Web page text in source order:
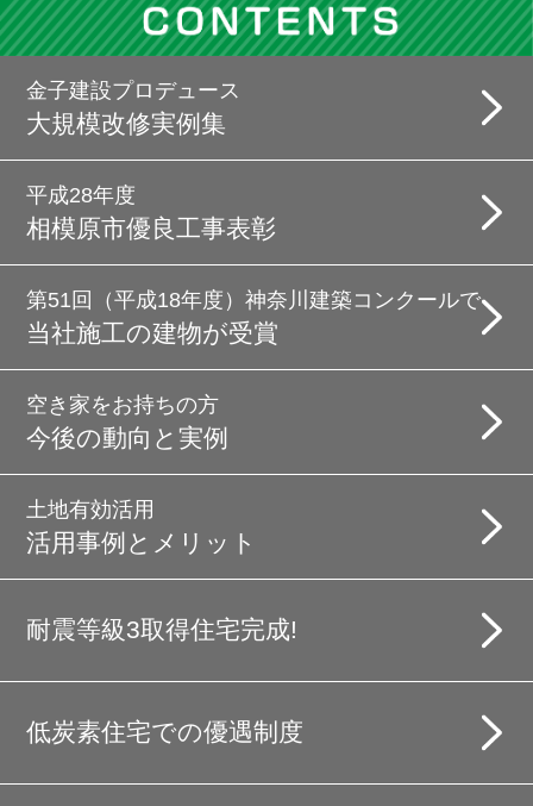
金子建設プロデュース
大規模改修実例集
平成28年度
相模原市優良工事表彰
第51回（平成18年度）神奈川建築コンクールで
当社施工の建物が受賞
空き家をお持ちの方
今後の動向と実例
土地有効活用
活用事例とメリット
耐震等級3取得住宅完成!
低炭素住宅での優遇制度